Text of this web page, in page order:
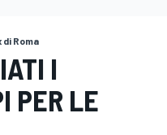
di Roma
I
PER LE